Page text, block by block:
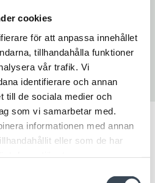
cookies
för att anpassa innehållet
tillhandahålla funktioner
vår trafik. Vi
identifierare och annan
till de sociala medier och
som vi samarbetar med.
informationen med annan
eller som de har
serienumret (UID) som
säkerhet. Serienumret ligger
som på en bärare med äldre
och MIFARE Classic.